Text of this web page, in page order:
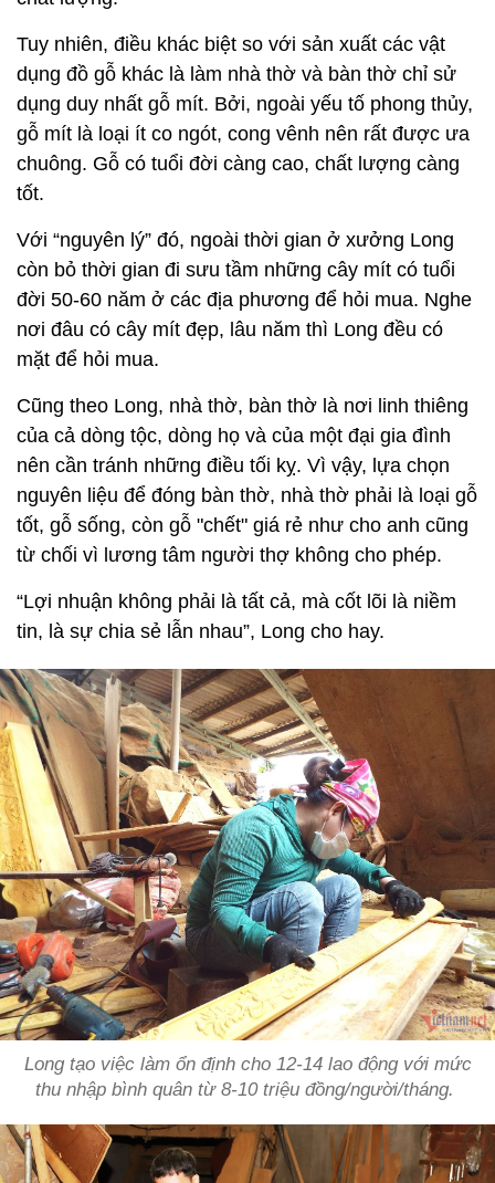
Tuy nhiên, điều khác biệt so với sản xuất các vật
dụng đồ gỗ khác là làm nhà thờ và bàn thờ chỉ sử
dụng duy nhất gỗ mít. Bởi, ngoài yếu tố phong thủy,
gỗ mít là loại ít co ngót, cong vênh nên rất được ưa
chuông. Gỗ có tuổi đời càng cao, chất lượng càng
tốt.
Với “nguyên lý” đó, ngoài thời gian ở xưởng Long
còn bỏ thời gian đi sưu tầm những cây mít có tuổi
đời 50-60 năm ở các địa phương để hỏi mua. Nghe
nơi đâu có cây mít đẹp, lâu năm thì Long đều có
mặt để hỏi mua.
Cũng theo Long, nhà thờ, bàn thờ là nơi linh thiêng
của cả dòng tộc, dòng họ và của một đại gia đình
nên cần tránh những điều tối kỵ. Vì vậy, lựa chọn
nguyên liệu để đóng bàn thờ, nhà thờ phải là loại gỗ
tốt, gỗ sống, còn gỗ "chết" giá rẻ như cho anh cũng
từ chối vì lương tâm người thợ không cho phép.
“Lợi nhuận không phải là tất cả, mà cốt lõi là niềm
tin, là sự chia sẻ lẫn nhau”, Long cho hay.
Long tạo việc làm ổn định cho 12-14 lao động với mức
thu nhập bình quân từ 8-10 triệu đồng/người/tháng.